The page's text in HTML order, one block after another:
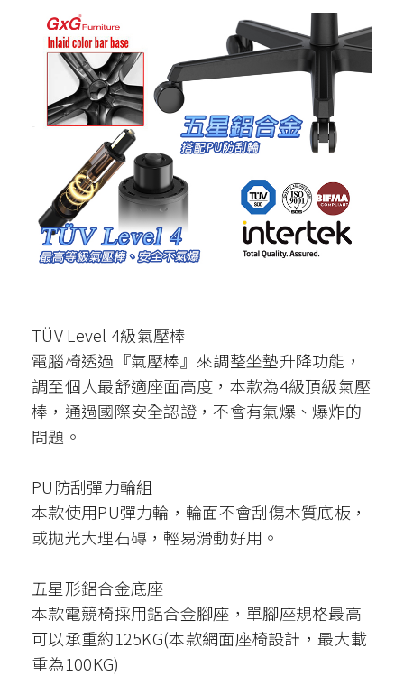
TÜV Level 4級氣壓棒
電腦椅透過『氣壓棒』來調整坐墊升降功能，
調至個人最舒適座面高度，本款為4級頂級氣壓
棒，通過國際安全認證，不會有氣爆、爆炸的
問題。
PU防刮彈力輪組
本款使用PU彈力輪，輪面不會刮傷木質底板，
或拋光大理石磚，輕易滑動好用。
五星形鋁合金底座
本款電競椅採用鋁合金腳座，單腳座規格最高
可以承重約125KG(本款網面座椅設計，最大載
重為100KG)